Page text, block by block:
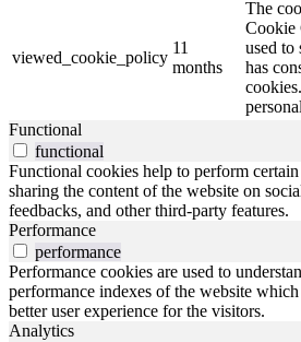
viewed_cookie_policy
11
months
The
Cookie
used to
has
Functional
functional
Functional cookies help to perform
sharing the content of the website on
feedbacks, and other third-party features.
Performance
performance
Performance cookies are used to
performance indexes of the website
better user experience for the visitors.
Analytics